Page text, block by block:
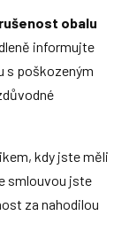
obalu
informujte
s poškozeným
kdy jste měli
smlouvou jste
za nahodilou